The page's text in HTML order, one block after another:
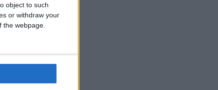
object to such
or withdraw your
webpage.